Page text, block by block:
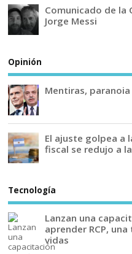
Comunicado de la
Jorge Messi
Opinión
Mentiras,
El ajuste golpea a
fiscal se redujo a
Tecnología
Lanzan una
aprender RCP,
vidas